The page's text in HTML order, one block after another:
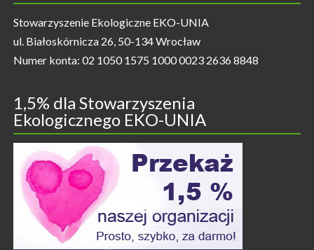
Stowarzyszenie Ekologiczne EKO-UNIA
ul. Białoskórnicza 26, 50-134 Wrocław
Numer konta: 02 1050 1575 1000 0023 2636 8848
1,5% dla Stowarzyszenia
Ekologicznego EKO-UNIA